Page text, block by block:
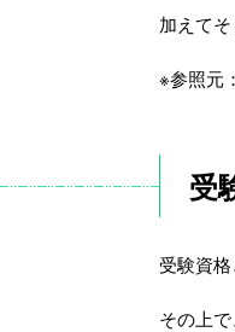
加えて
※参照元
受
受験資
その上